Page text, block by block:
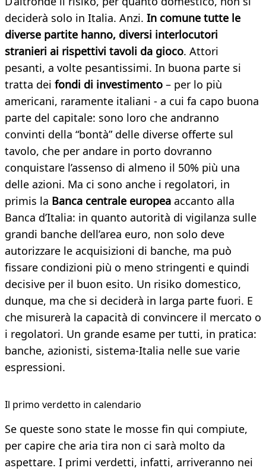
deciderà solo in Italia. Anzi. In comune tutte le
diverse partite hanno, diversi interlocutori
stranieri ai rispettivi tavoli da gioco. Attori
pesanti, a volte pesantissimi. In buona parte si
tratta dei fondi di investimento – per lo più
americani, raramente italiani - a cui fa capo buona
parte del capitale: sono loro che andranno
convinti della “bontà” delle diverse offerte sul
tavolo, che per andare in porto dovranno
conquistare l’assenso di almeno il 50% più una
delle azioni. Ma ci sono anche i regolatori, in
primis la Banca centrale europea accanto alla
Banca d’Italia: in quanto autorità di vigilanza sulle
grandi banche dell’area euro, non solo deve
autorizzare le acquisizioni di banche, ma può
fissare condizioni più o meno stringenti e quindi
decisive per il buon esito. Un risiko domestico,
dunque, ma che si deciderà in larga parte fuori. E
che misurerà la capacità di convincere il mercato o
i regolatori. Un grande esame per tutti, in pratica:
banche, azionisti, sistema-Italia nelle sue varie
espressioni.
Il primo verdetto in calendario
Se queste sono state le mosse fin qui compiute,
per capire che aria tira non ci sarà molto da
aspettare. I primi verdetti, infatti, arriveranno nei